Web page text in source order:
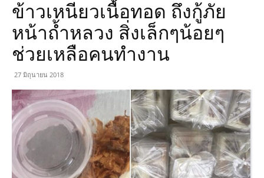
ข้าวเหนียวเนื้อทอด ถึงกู้ภัย
หน้าถ้ำหลวง สิ่งเล็กๆน้อยๆ
ช่วยเหลือคนทำงาน
27 มิถุนายน 2018